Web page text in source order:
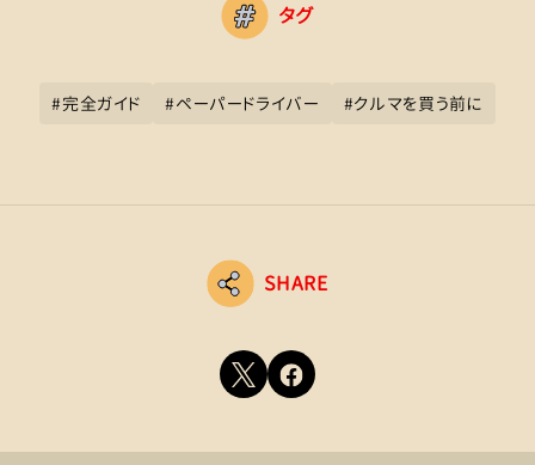
タグ
#完全ガイド #ペーパードライバー #クルマを買う前に
SHARE